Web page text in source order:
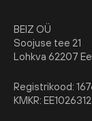
BEIZ OÜ
Soojuse tee 21
Lohkva 62207
Registrikood:
KMKR: